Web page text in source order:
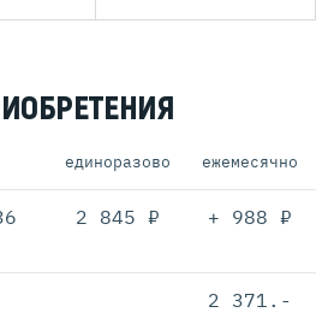
единоразово ежемесячно
2 845 ₽ + 988 ₽
2 371.-